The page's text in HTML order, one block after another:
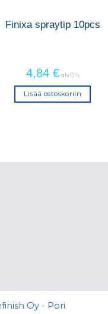
Finixa spraytip 10pcs
4,84 € alv 0 %
Lisää ostoskoriin
Oy - Pori